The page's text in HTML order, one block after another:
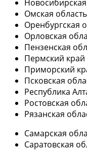
Омская область
Оренбургская
Орловская
Пензенская
Пермский край
Приморский
Псковская
Республика
Ростовская
Рязанская
Самарская
Саратовская